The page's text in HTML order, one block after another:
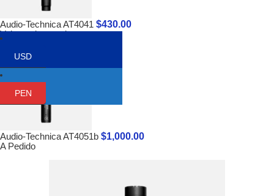
Audio-Technica AT4041 $430.00
Volver a los productos
Audio-Technica AT4051b $1,000.00
A Pedido
USD
PEN